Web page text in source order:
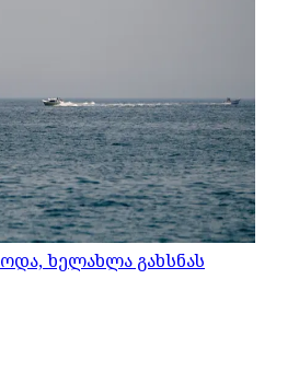
ხელახლა გახსნას